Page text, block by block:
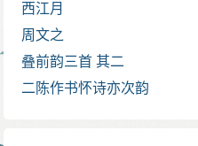
西江月
周文之
叠前韵三首 其二
二陈作书怀诗亦次韵